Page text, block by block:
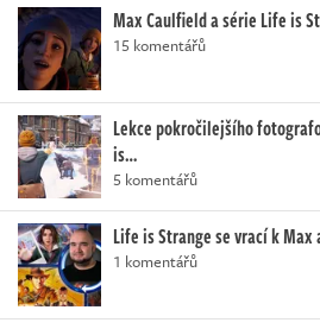
Max Caulfield a série Life is
15 komentářů
Lekce pokročilejšího
is…
5 komentářů
Life is Strange se vrací k Max
1 komentářů